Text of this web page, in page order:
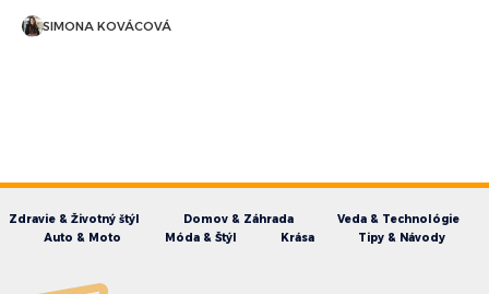
SIMONA KOVÁCOVÁ
Zdravie & Životný štýl Domov & Záhrada
Veda & Technológie
Auto & Moto
Móda & Štýl Krása Tipy & Návody